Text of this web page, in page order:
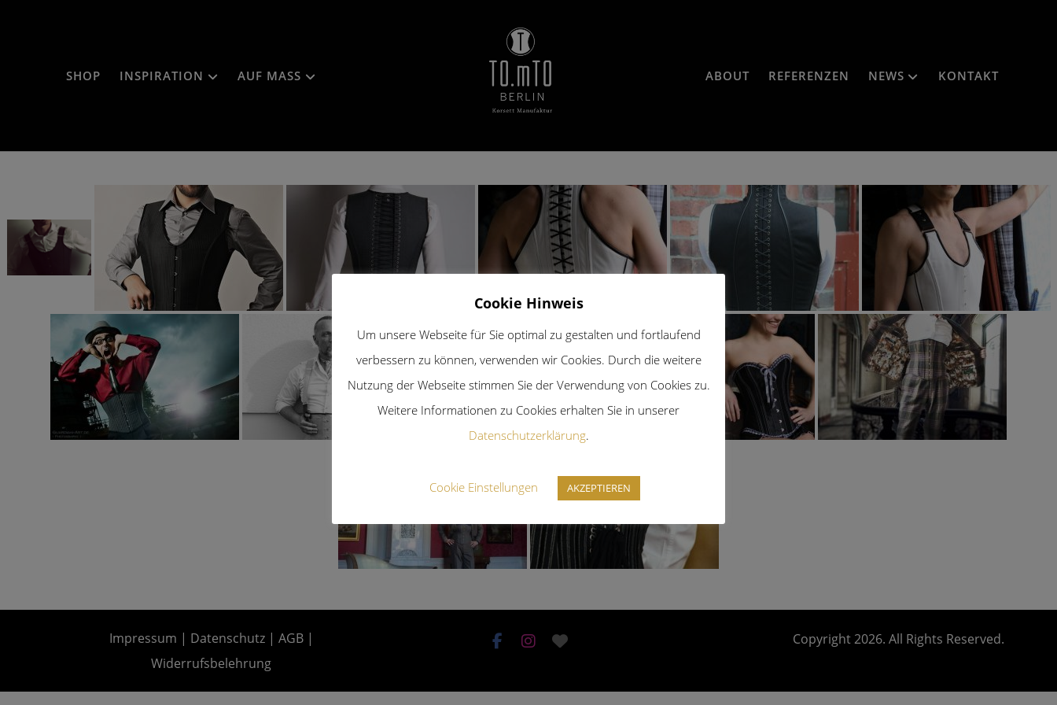
SHOP INSPIRATION AUF MASS ABOUT REFERENZEN NEWS KONTAKT
Impressum | Datenschutz| AGB |
Widerrufsbelehrung
Copyright 2026. All Rights Reserved.
Cookie Hinweis
Um unsere Webseite für Sie optimal zu gestalten und fortlaufend
verbessern zu können, verwenden wir Cookies. Durch die weitere
Nutzung der Webseite stimmen Sie der Verwendung von Cookies zu.
Weitere Informationen zu Cookies erhalten Sie in unserer
Datenschutzerklärung.
Cookie Einstellungen AKZEPTIEREN